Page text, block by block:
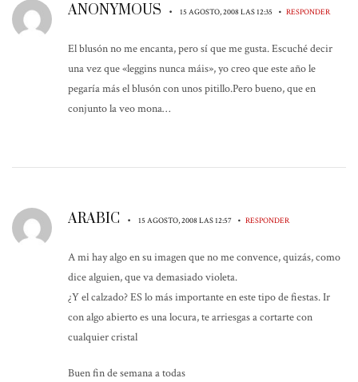
ANONYMOUS • 15 AGOSTO, 2008 LAS 12:35 • RESPONDER
El blusón no me encanta, pero sí que me gusta. Escuché decir
una vez que «leggins nunca máis», yo creo que este año le
pegaría más el blusón con unos pitillo.Pero bueno, que en
conjunto la veo mona…
ARABIC • 15 AGOSTO, 2008 LAS 12:57 • RESPONDER
A mi hay algo en su imagen que no me convence, quizás, como
dice alguien, que va demasiado violeta.
¿Y el calzado? ES lo más importante en este tipo de fiestas. Ir
con algo abierto es una locura, te arriesgas a cortarte con
cualquier cristal
Buen fin de semana a todas